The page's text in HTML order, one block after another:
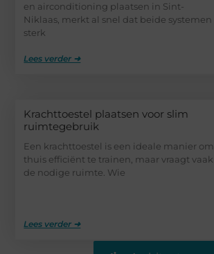
en airconditioning plaatsen in Sint-
Niklaas, merkt al snel dat beide systemen
sterk
Lees verder ➜
Krachttoestel plaatsen voor slim
ruimtegebruik
Een krachttoestel is een ideale manier om
thuis efficiënt te trainen, maar vraagt vaak
de nodige ruimte. Wie
Lees verder ➜